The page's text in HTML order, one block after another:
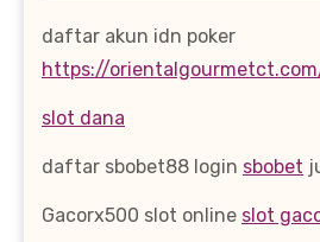
daftar akun idn poker
https://
slot dana
daftar sbobet88 login sbobet
Gacorx500 slot online slot